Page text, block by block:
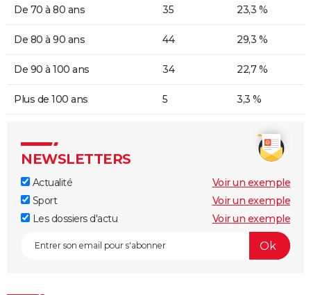
De 70 à 80 ans 35 23,3 %
De 80 à 90 ans 44 29,3 %
De 90 à 100 ans 34 22,7 %
Plus de 100 ans 5 3,3 %
NEWSLETTERS
Actualité
Voir un exemple
Sport
Voir un exemple
Les dossiers d'actu
Voir un exemple